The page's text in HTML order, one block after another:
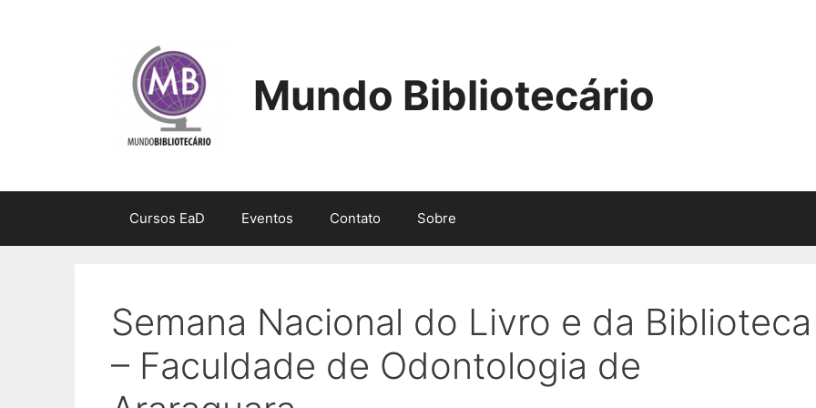
Mundo Bibliotecário
Cursos EaD Eventos Contato Sobre
Semana Nacional do Livro e da Biblioteca
– Faculdade de Odontologia de